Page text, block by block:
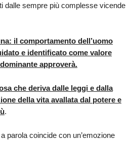
dalle sempre più complesse vicende
il comportamento dell’uomo
e identificato come valore
approverà.
che deriva dalle leggi e dalla
della vita avallata dal potere e
.
parola coincide con un’emozione